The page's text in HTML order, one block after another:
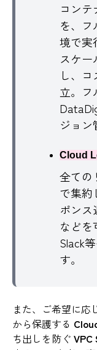
コン
を、
境で実
スケー
し、
立。フ
ジョン
Cloud
全ての
で集約
ポンス
などを
Slack
す。
また、ご希望に応
から保護する
ち出しを防ぐ